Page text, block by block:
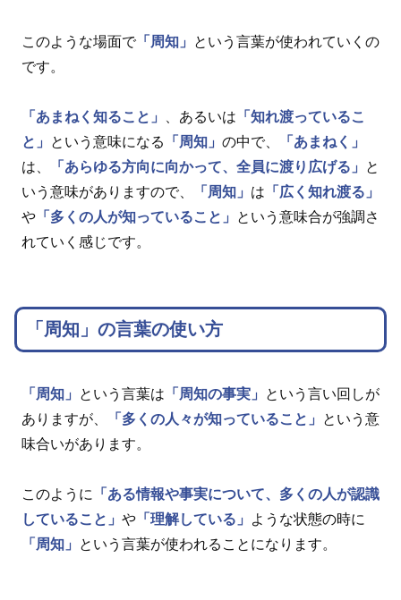
このような場面で「周知」
という言葉が使われていくの
です。
「あまねく知ること」 、あるいは 「知れ渡っているこ
と」
という意味になる 「周知」 の中で、
「あまねく」
は、
「あらゆる方向に向かって、全員に渡り広げる」
と
いう意味がありますので、
「周知」 は 「広く知れ渡る」
や 「多くの人が知っていること」
という意味合が強調さ
れていく感じです。
「周知」の言葉の使い方
「周知」 という言葉は 「周知の事実」
という言い回しが
ありますが、
「多くの人々が知っていること」
という意
味合いがあります。
このように
「ある情報や事実について、多くの人が認識
していること」 や 「理解している」
ような状態の時に
「周知」
という言葉が使われることになります。